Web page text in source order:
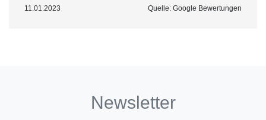
11.01.2023 Quelle: Google Bewertungen
Newsletter